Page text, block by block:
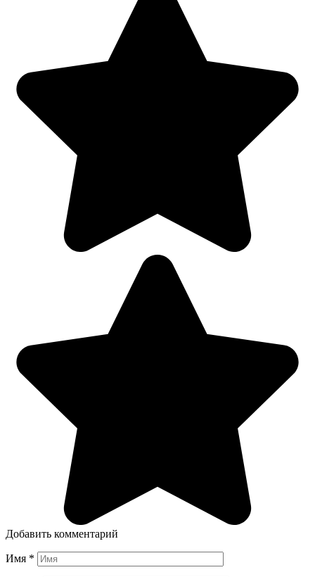
Добавить комментарий
Имя *